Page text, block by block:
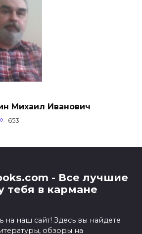
Михаил Иванович
653
- Все лучшие
тебя в кармане
наш сайт! Здесь вы найдете
обзоры на